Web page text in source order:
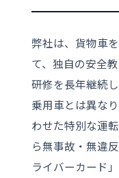
弊社は、貨物車
て、独自の安全
研修を長年継続
乗用車とは異な
わせた特別な運
ら無事故・無違
ライバーカード